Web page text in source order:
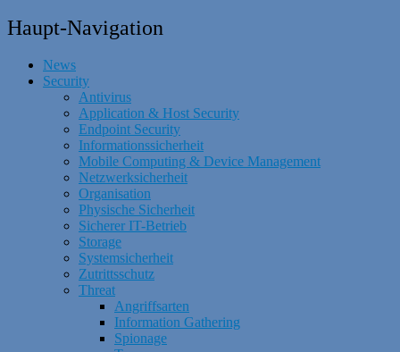
Haupt-Navigation
News
Security
Antivirus
Application & Host Security
Endpoint Security
Informationssicherheit
Mobile Computing & Device Management
Netzwerksicherheit
Organisation
Physische Sicherheit
Sicherer IT-Betrieb
Storage
Systemsicherheit
Zutrittsschutz
Threat
Angriffsarten
Information Gathering
Spionage